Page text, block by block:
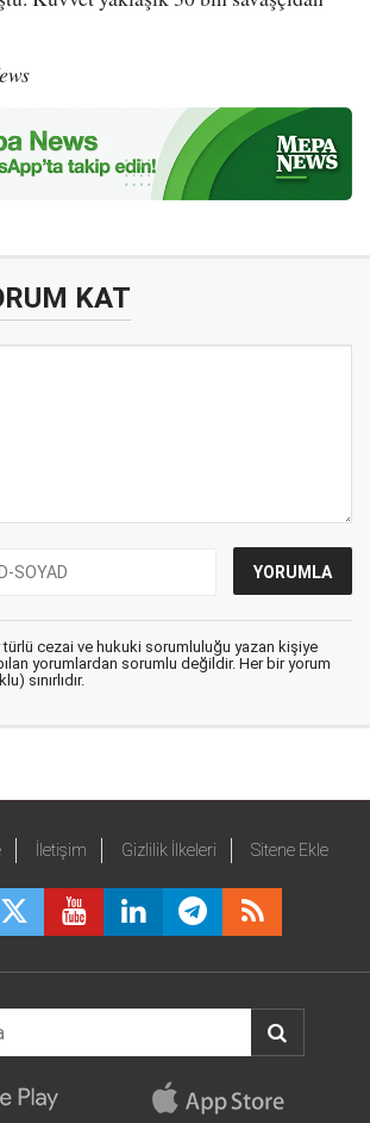
KAT
türlü cezai ve hukuki sorumluluğu yazan kişiye
yorumlardan sorumlu değildir. Her bir yorum
sınırlıdır.
İletişim Gizlilik İlkeleri Sitene Ekle